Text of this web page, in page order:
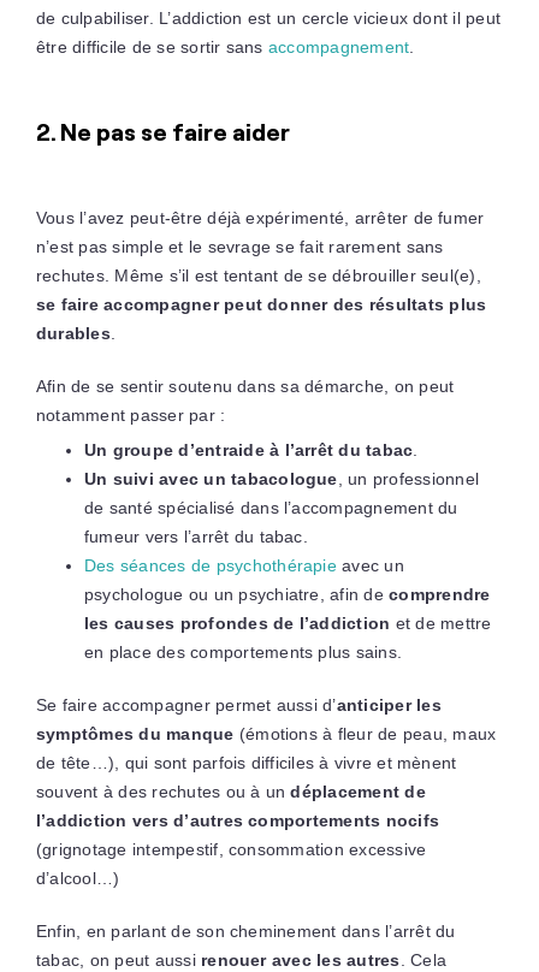
de culpabiliser. L’addiction est un cercle vicieux dont il peut
être difficile de se sortir sans accompagnement
2. Ne pas se faire aider
Vous l’avez peut-être déjà expérimenté, arrêter de fumer
n’est pas simple et le sevrage se fait rarement sans
rechutes. Même s’il est tentant de se débrouiller seul(e),
se faire accompagner peut donner des résultats plus
durables
Afin de se sentir soutenu dans sa démarche, on peut
notamment passer par :
Un groupe d’entraide à l’arrêt du tabac
Un suivi avec un tabacologue , un professionnel
de santé spécialisé dans l’accompagnement du
fumeur vers l’arrêt du tabac.
Des séances de psychothérapieavec un
psychologue ou un psychiatre, afin decomprendre
les causes profondes de l’addiction et de mettre
en place des comportements plus sains.
Se faire accompagner permet aussi d’anticiper les
symptômes du manque (émotions à fleur de peau, maux
de tête…), qui sont parfois difficiles à vivre et mènent
souvent à des rechutes ou à undéplacement de
l’addiction vers d’autres comportements nocifs
(grignotage intempestif, consommation excessive
d’alcool…)
Enfin, en parlant de son cheminement dans l’arrêt du
tabac, on peut aussi renouer avec les autres . Cela